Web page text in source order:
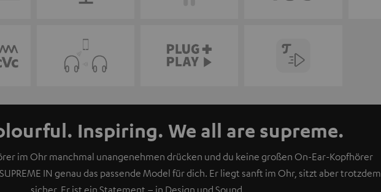
Inspiring. We all are supreme.
im Ohr manchmal unangenehmen drücken und du keine großen On-Ear-Kopfhörer
IN genau das passende Model für dich. Er liegt sanft im Ohr, sitzt aber trotzdem
sicher. Er ist ein Statement – in Design und Sound.